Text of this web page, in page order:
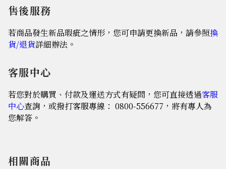
售後服務
若商品發生新品瑕疵之情形，您可申請更換新品，請參照換
貨/退貨詳細辦法。
客服中心
若您對於購買、付款及運送方式有疑問，您可直接透過客服
中心查詢，或撥打客服專線： 0800-556677，將有專人為
您解答。
相關商品